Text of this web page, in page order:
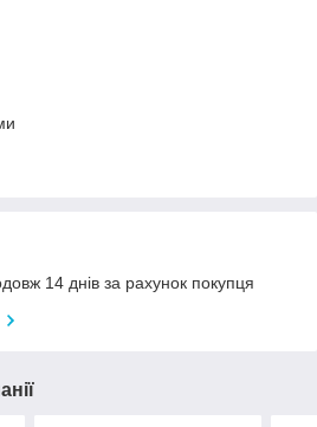
14 днів за рахунок покупця